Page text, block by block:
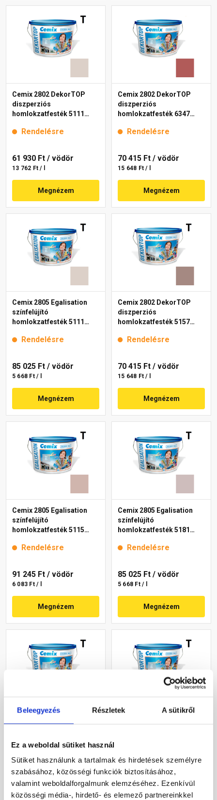
Beleegyezés Részletek A sütikről
Ez a weboldal sütiket használ
Sütiket használunk a tartalmak és hirdetések személyre
szabásához, közösségi funkciók biztosításához,
valamint weboldalforgalmunk elemzéséhez. Ezenkívül
közösségi média-, hirdető- és elemező partnereinkkel
Cemix 2802 DekorTOP
diszperziós
homlokzatfesték 5111
Rendelésre
61 930 Ft / vödör
13 762 Ft / l
Megnézem
Cemix 2802 DekorTOP
diszperziós
homlokzatfesték 6347
Rendelésre
70 415 Ft / vödör
15 648 Ft / l
Megnézem
Cemix 2805 Egalisation
színfelújító
homlokzatfesték 5111
Rendelésre
85 025 Ft / vödör
5 668 Ft / l
Megnézem
Cemix 2802 DekorTOP
diszperziós
homlokzatfesték 5157
Rendelésre
70 415 Ft / vödör
15 648 Ft / l
Megnézem
Cemix 2805 Egalisation
színfelújító
homlokzatfesték 5115
Rendelésre
91 245 Ft / vödör
6 083 Ft / l
Megnézem
Cemix 2805 Egalisation
színfelújító
homlokzatfesték 5181
Rendelésre
85 025 Ft / vödör
5 668 Ft / l
Megnézem
rusty 15 l
Rendelésre
61 930 Ft/ vödör
13 762 Ft / l
Rendelésre
61 930 Ft/ vödör
13 762 Ft / l